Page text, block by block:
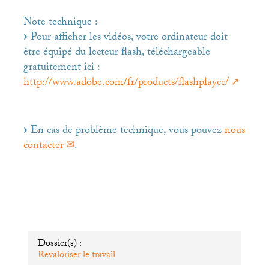
Note technique :
Pour afficher les vidéos, votre ordinateur doit
être équipé du lecteur flash, téléchargeable
gratuitement ici :
http://www.adobe.com/fr/products/flashplayer/
En cas de problème technique, vous pouveznous
contacter .
Dossier(s) :
Revaloriser le travail